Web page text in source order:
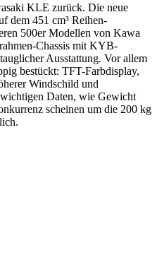
KLE zurück. Die neue
dem 451 cm³ Reihen-
500er Modellen von Kawa
Chassis mit KYB-
Ausstattung. Vor allem
bestückt: TFT-Farbdisplay,
Windschild und
Daten, wie Gewicht
scheinen um die 200 kg